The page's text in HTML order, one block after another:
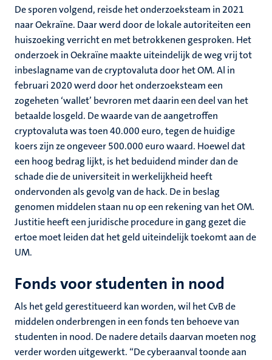
De sporen volgend, reisde het onderzoeksteam in 2021
naar Oekraïne. Daar werd door de lokale autoriteiten een
huiszoeking verricht en met betrokkenen gesproken. Het
onderzoek in Oekraïne maakte uiteindelijk de weg vrij tot
inbeslagname van de cryptovaluta door het OM. Al in
februari 2020 werd door het onderzoeksteam een
zogeheten ‘wallet’ bevroren met daarin een deel van het
betaalde losgeld. De waarde van de aangetroffen
cryptovaluta was toen 40.000 euro, tegen de huidige
koers zijn ze ongeveer 500.000 euro waard. Hoewel dat
een hoog bedrag lijkt, is het beduidend minder dan de
schade die de universiteit in werkelijkheid heeft
ondervonden als gevolg van de hack. De in beslag
genomen middelen staan nu op een rekening van het OM.
Justitie heeft een juridische procedure in gang gezet die
ertoe moet leiden dat het geld uiteindelijk toekomt aan de
UM.
Fonds voor studenten in nood
Als het geld gerestitueerd kan worden, wil het CvB de
middelen onderbrengen in een fonds ten behoeve van
studenten in nood. De nadere details daarvan moeten nog
verder worden uitgewerkt. “De cyberaanval toonde aan